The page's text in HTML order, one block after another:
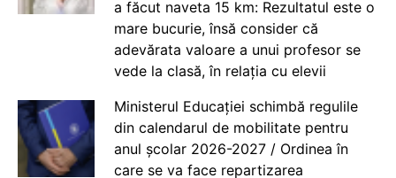
a făcut naveta 15 km: Rezultatul este o
mare bucurie, însă consider că
adevărata valoare a unui profesor se
vede la clasă, în relația cu elevii
Ministerul Educației schimbă regulile
din calendarul de mobilitate pentru
anul școlar 2026-2027 / Ordinea în
care se va face repartizarea